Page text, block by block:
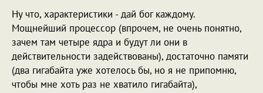
Ну что, характеристики - дай бог каждому.
Мощнейший процессор (впрочем, не очень понятно,
зачем там четыре ядра и будут ли они в
действительности задействованы), достаточно памяти
(два гигабайта уже хотелось бы, но я не припомню,
чтобы мне хоть раз не хватило гигабайта),